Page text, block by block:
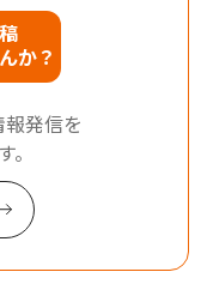
か？
発信を
。